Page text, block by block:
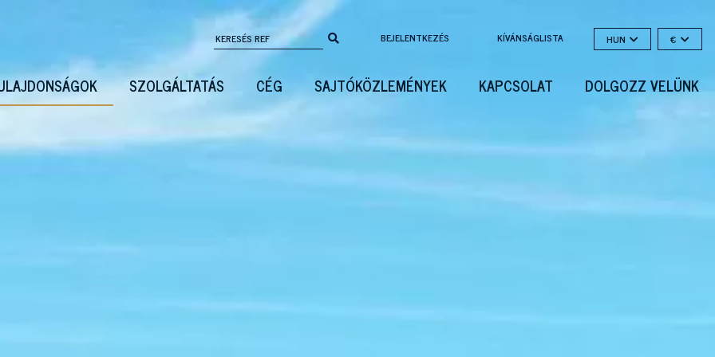
BEJELENTKEZÉS KÍVÁNSÁGLISTA HUN €
SZOLGÁLTATÁS CÉG SAJTÓKÖZLEMÉNYEK KAPCSOLAT DOLGOZZ VELÜNK